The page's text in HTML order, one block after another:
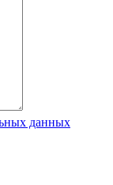
данных